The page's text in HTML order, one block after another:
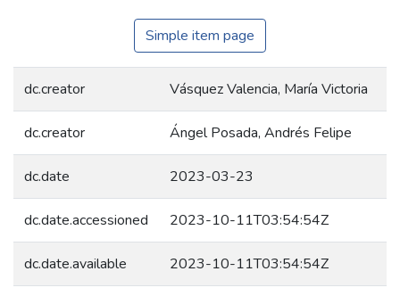
Simple item page
dc.creator Vásquez Valencia, María Victoria
dc.creator Ángel Posada, Andrés Felipe
dc.date 2023-03-23
dc.date.accessioned 2023-10-11T03:54:54Z
dc.date.available 2023-10-11T03:54:54Z